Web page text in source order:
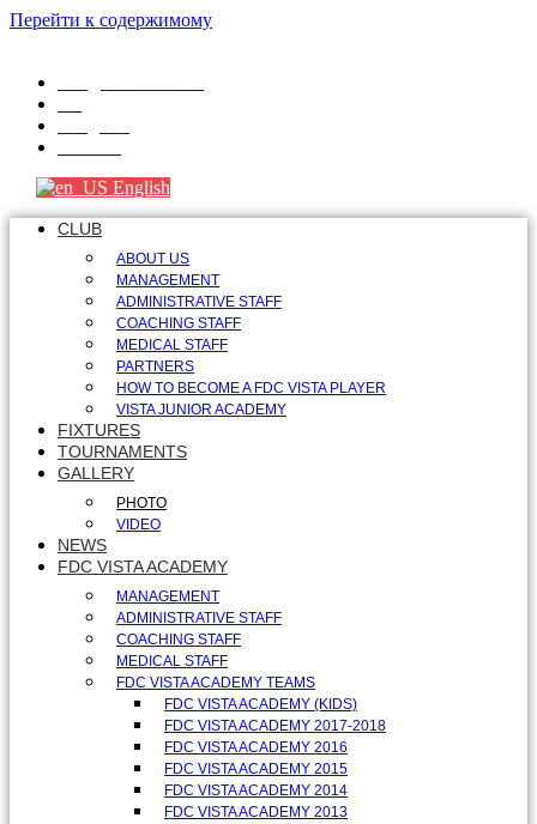
Перейти к содержимому
English
CLUB
ABOUT US
MANAGEMENT
ADMINISTRATIVE STAFF
COACHING STAFF
MEDICAL STAFF
PARTNERS
HOW TO BECOME A FDC VISTA PLAYER
VISTA JUNIOR ACADEMY
FIXTURES
TOURNAMENTS
GALLERY
PHOTO
VIDEO
NEWS
FDC VISTA ACADEMY
MANAGEMENT
ADMINISTRATIVE STAFF
COACHING STAFF
MEDICAL STAFF
FDC VISTA ACADEMY TEAMS
FDC VISTA ACADEMY (KIDS)
FDC VISTA ACADEMY 2017-2018
FDC VISTA ACADEMY 2016
FDC VISTA ACADEMY 2015
FDC VISTA ACADEMY 2014
FDC VISTA ACADEMY 2013